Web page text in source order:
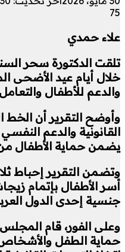
75
علاء حمدي
خلال أيام عيد الأضحى
والدعم للأطفال
القانونية والدعم
يضمن حماية الأطفال
وتضمن التقرير إحباط
جنسية إحدى الدول
وعلى الفور، قام
حماية الطفل والأشخاص